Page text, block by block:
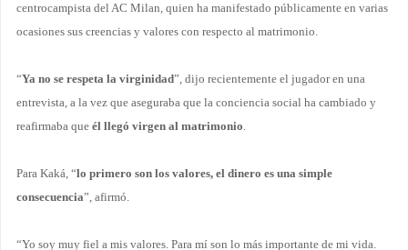
centrocampista del AC Milan, quien ha manifestado públicamente en varias
ocasiones sus creencias y valores con respecto al matrimonio.
“Ya no se respeta la virginidad”, dijo recientemente el jugador en una
entrevista, a la vez que aseguraba que la conciencia social ha cambiado y
reafirmaba que él llegó virgen al matrimonio.
Para Kaká, “lo primero son los valores, el dinero es una simple
consecuencia”, afirmó.
“Yo soy muy fiel a mis valores. Para mí son lo más importante de mi vida.